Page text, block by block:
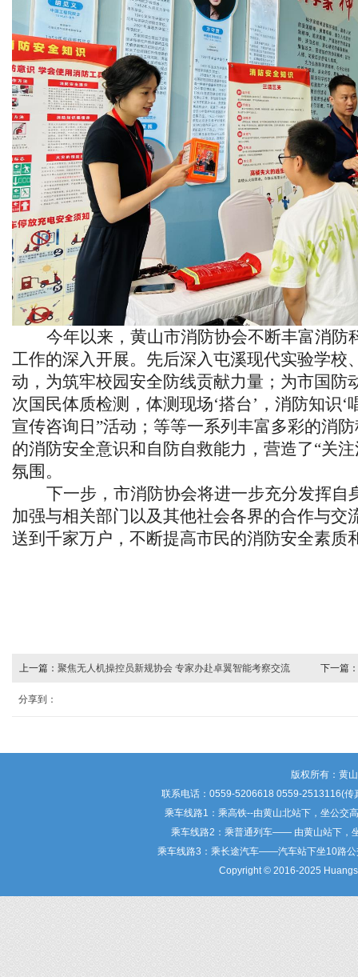
今年以来，黄山市消防协会不断丰富消
工作的深入开展。先后深入屯溪现代实验学校
动，为筑牢校园安全防线贡献力量；为市国防
次国民体质检测，体测现场‘搭台’，消防知识
宣传咨询日”活动；等等一系列丰富多彩的消
的消防安全意识和自防自救能力，营造了“关
氛围。
下一步，市消防协会将进一步充分发挥
加强与相关部门以及其他社会各界的合作与交
送到千家万户，不断提高市民的消防安全素质
上一篇： 聚焦无人机操控员新规协会 专家办赴卓翼智能考察交流 下一篇：
分享到：
版权所有：
联系电话：0559-5206618 0559-2513116(
乘车线路1：乘高铁--由黄山北站下，坐公交
乘车线路2：乘普通列车—— 由黄山站下，
乘车线路3：乘长途汽车——汽车站下坐10路公
Copyright © 2016-2025